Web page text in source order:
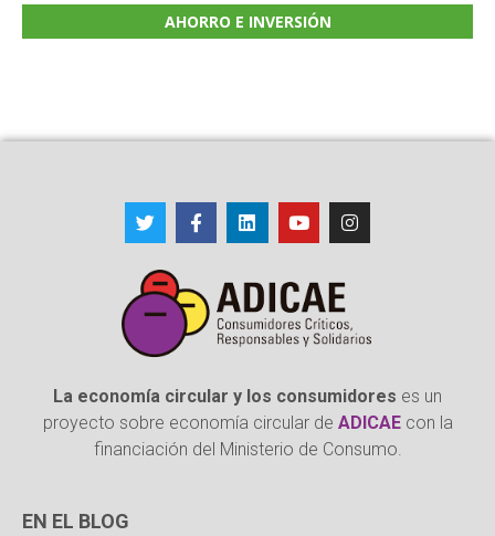
AHORRO E INVERSIÓN
La economía circular y los consumidores es un
proyecto sobre economía circular de ADICAEcon la
financiación del Ministerio de Consumo.
EN EL BLOG